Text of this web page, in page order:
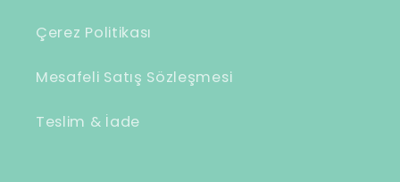
Çerez Politikası
Mesafeli Satış Sözleşmesi
Teslim & İade